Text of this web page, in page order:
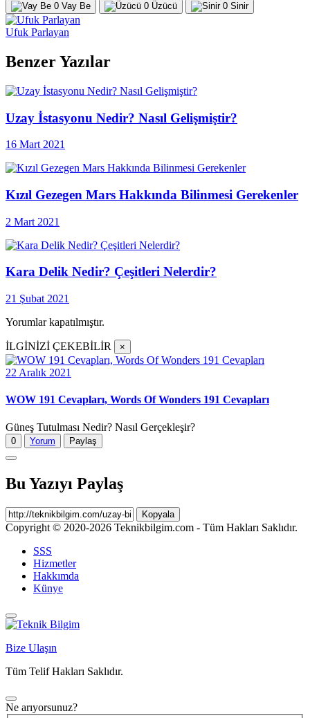
0 Vay Be 0 Üzücü 0 Sinir
Ufuk Parlayan
Benzer Yazılar
Uzay İstasyonu Nedir? Nasıl Gelişmiştir?
16 Mart 2021
Kızıl Gezegen Mars Hakkında Bilinmesi Gerekenler
2 Mart 2021
Kara Delik Nedir? Çeşitleri Nelerdir?
21 Şubat 2021
Yorumlar kapatılmıştır.
İLGİNİZİ ÇEKEBİLİR ×
22 Aralık 2021
WOW 191 Cevapları, Words Of Wonders 191 Cevapları
Güneş Tutulması Nedir? Nasıl Gerçekleşir?
0 Yorum Paylaş
Bu Yazıyı Paylaş
Kopyala
Copyright © 2020-2026 Teknikbilgim.com - Tüm Hakları Saklıdır.
SSS
Hizmetler
Hakkımda
Künye
Bize Ulaşın
Tüm Telif Hakları Saklıdır.
Ne arıyorsunuz?